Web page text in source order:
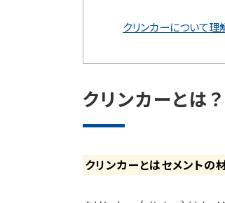
クリンカーについて理
クリンカーとは？
クリンカーとはセメントの材